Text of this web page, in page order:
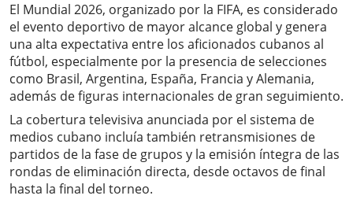
El Mundial 2026, organizado por la FIFA, es considerado
el evento deportivo de mayor alcance global y genera
una alta expectativa entre los aficionados cubanos al
fútbol, especialmente por la presencia de selecciones
como Brasil, Argentina, España, Francia y Alemania,
además de figuras internacionales de gran seguimiento.
La cobertura televisiva anunciada por el sistema de
medios cubano incluía también retransmisiones de
partidos de la fase de grupos y la emisión íntegra de las
rondas de eliminación directa, desde octavos de final
hasta la final del torneo.